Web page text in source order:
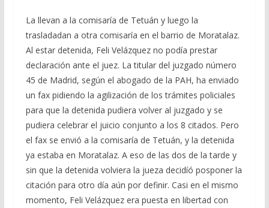
La llevan a la comisaría de Tetuán y luego la
trasladadan a otra comisaría en el barrio de Moratalaz.
Al estar detenida, Feli Velázquez no podía prestar
declaración ante el juez. La titular del juzgado número
45 de Madrid, según el abogado de la PAH, ha enviado
un fax pidiendo la agilización de los trámites policiales
para que la detenida pudiera volver al juzgado y se
pudiera celebrar el juicio conjunto a los 8 citados. Pero
el fax se envió a la comisaría de Tetuán, y la detenida
ya estaba en Moratalaz. A eso de las dos de la tarde y
sin que la detenida volviera la jueza decidíó posponer la
citación para otro día aún por definir. Casi en el mismo
momento, Feli Velázquez era puesta en libertad con